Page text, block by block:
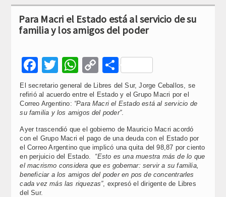
Para Macri el Estado está al servicio de su
familia y los amigos del poder
Facebook
Twitter
WhatsApp
Copy
Link
Compartir
El secretario general de Libres del Sur, Jorge Ceballos, se
refirió al acuerdo entre el Estado y el Grupo Macri por el
Correo Argentino: “Para Macri el Estado está al servicio de
su familia y los amigos del poder”.
Ayer trascendió que el gobierno de Mauricio Macri acordó
con el Grupo Macri el pago de una deuda con el Estado por
el Correo Argentino que implicó una quita del 98,87 por ciento
en perjuicio del Estado. “Esto es una muestra más de lo que
el macrismo considera que es gobernar: servir a su familia,
beneficiar a los amigos del poder en pos de concentrarles
cada vez más las riquezas”, expresó el dirigente de Libres
del Sur.